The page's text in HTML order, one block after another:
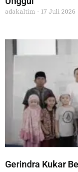
adakaltim 17 Juli 2026
Gerindra Kukar